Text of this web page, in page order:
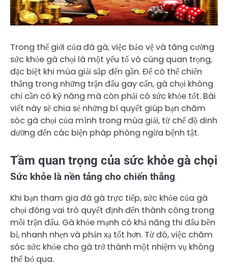
Trong thế giới của đá gà, việc bảo vệ và tăng cường
sức khỏe gà chọi là một yếu tố vô cùng quan trọng,
đặc biệt khi mùa giải sắp đến gần. Để có thể chiến
thắng trong những trận đấu gay cấn, gà chọi không
chỉ cần có kỹ năng mà còn phải có sức khỏe tốt. Bài
viết này sẽ chia sẻ những bí quyết giúp bạn chăm
sóc gà chọi của mình trong mùa giải, từ chế độ dinh
dưỡng đến các biện pháp phòng ngừa bệnh tật.
Tầm quan trọng của sức khỏe gà chọi
Sức khỏe là nền tảng cho chiến thắng
Khi bạn tham gia đá gà trực tiếp, sức khỏe của gà
chọi đóng vai trò quyết định đến thành công trong
mỗi trận đấu. Gà khỏe mạnh có khả năng thi đấu bền
bỉ, nhanh nhẹn và phản xạ tốt hơn. Từ đó, việc chăm
sóc sức khỏe cho gà trở thành một nhiệm vụ không
thể bỏ qua.